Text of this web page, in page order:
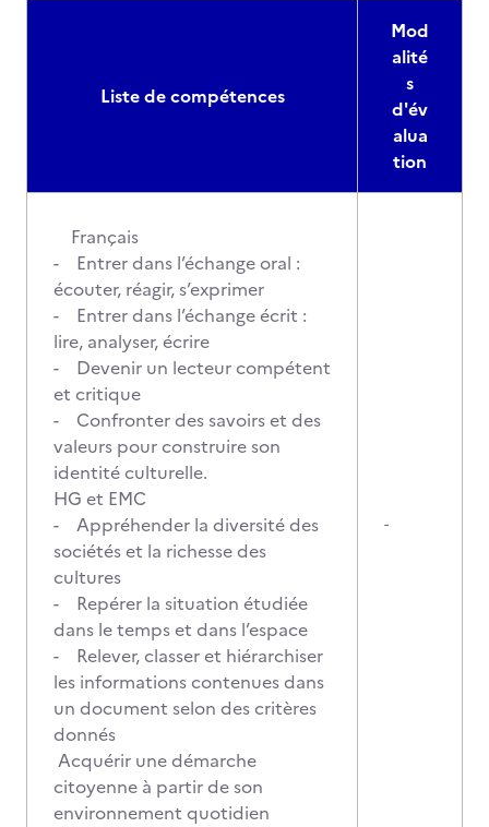
Liste de compétences
Mod
alité
s
d'év
alua
tion
Français
- Entrer dans l’échange oral :
écouter, réagir, s’exprimer
- Entrer dans l’échange écrit :
lire, analyser, écrire
- Devenir un lecteur compétent
et critique
- Confronter des savoirs et des
valeurs pour construire son
identité culturelle.
HG et EMC
- Appréhender la diversité des
sociétés et la richesse des
cultures
- Repérer la situation étudiée
dans le temps et dans l’espace
- Relever, classer et hiérarchiser
les informations contenues dans
un document selon des critères
donnés
Acquérir une démarche
citoyenne à partir de son
environnement quotidien
-